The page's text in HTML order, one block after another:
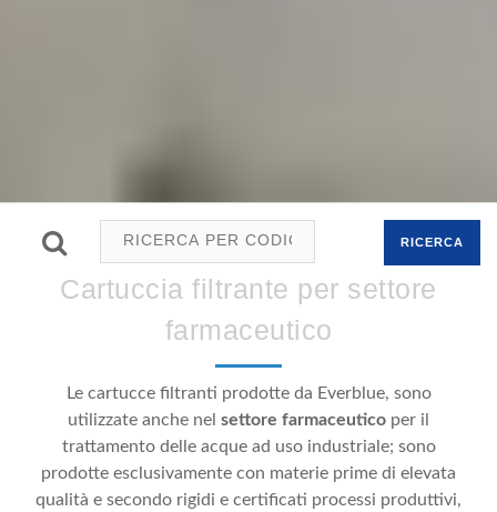
RICERCA
Cartuccia filtrante per settore
farmaceutico
Le cartucce filtranti prodotte da Everblue, sono
utilizzate anche nel settore farmaceutico per il
trattamento delle acque ad uso industriale; sono
prodotte esclusivamente con materie prime di elevata
qualità e secondo rigidi e certificati processi produttivi,